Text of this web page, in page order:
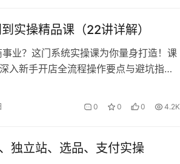
实操精品课（22讲详解）
业？这门系统实操课为你量身打造！课
入新手开店全流程操作要点与避坑指
0 0 0 4.2K
独立站、选品、支付实操